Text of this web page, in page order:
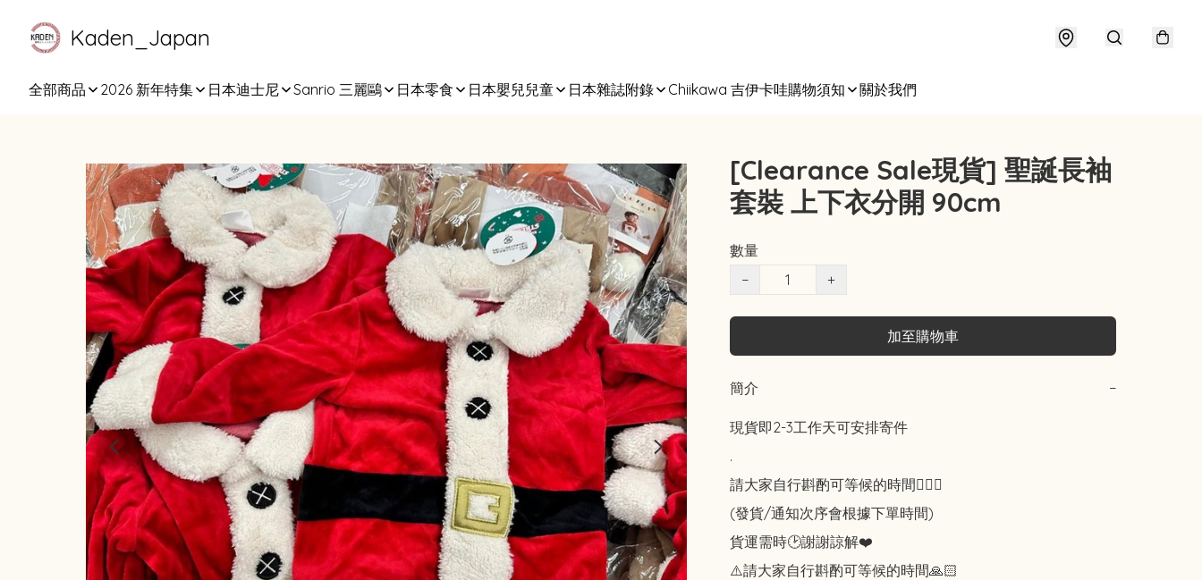
Kaden_Japan
全部商品 2026 新年特集 日本迪士尼 Sanrio 三麗鷗 日本零食 日本嬰兒兒童 日本雜誌附錄 Chiikawa 吉伊卡哇購物須知 關於我們
[Clearance Sale現貨] 聖誕長袖
套裝 上下衣分開 90cm
數量
−
+
加至購物車
簡介 −
現貨即2-3工作天可安排寄件
.
請大家自行斟酌可等候的時間🙇🏻‍♀️
(發貨/通知次序會根據下單時間)
貨運需時🕑謝謝諒解❤️
⚠️請大家自行斟酌可等候的時間🙏🏻